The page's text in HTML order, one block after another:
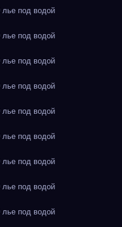
под водой
под водой
под водой
под водой
под водой
под водой
под водой
под водой
под водой